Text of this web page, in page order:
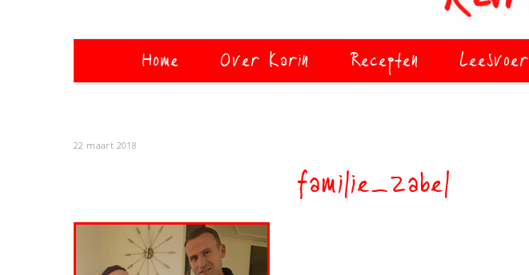
Home Over Karin Recepten Leesvoer
22 maart 2018
familie_zabel